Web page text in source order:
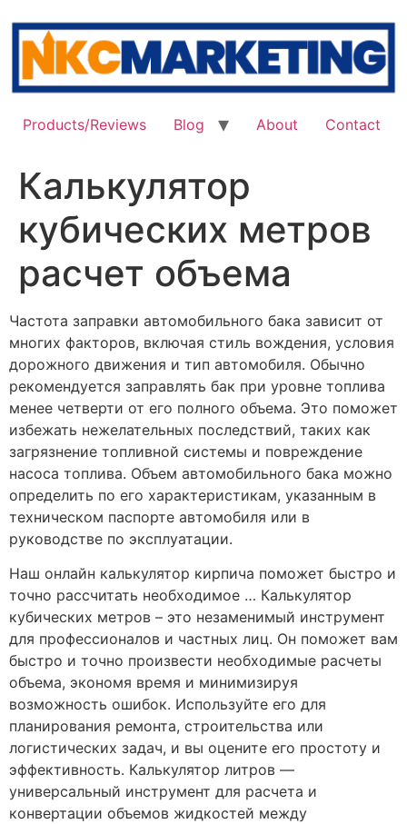
content
Products/Reviews Blog About Contact
Калькулятор
кубических метров
расчет объема
Частота заправки автомобильного бака зависит от
многих факторов, включая стиль вождения, условия
дорожного движения и тип автомобиля. Обычно
рекомендуется заправлять бак при уровне топлива
менее четверти от его полного объема. Это поможет
избежать нежелательных последствий, таких как
загрязнение топливной системы и повреждение
насоса топлива. Объем автомобильного бака можно
определить по его характеристикам, указанным в
техническом паспорте автомобиля или в
руководстве по эксплуатации.
Наш онлайн калькулятор кирпича поможет быстро и
точно рассчитать необходимое … Калькулятор
кубических метров – это незаменимый инструмент
для профессионалов и частных лиц. Он поможет вам
быстро и точно произвести необходимые расчеты
объема, экономя время и минимизируя
возможность ошибок. Используйте его для
планирования ремонта, строительства или
логистических задач, и вы оцените его простоту и
эффективность. Калькулятор литров —
универсальный инструмент для расчета и
конвертации объемов жидкостей между